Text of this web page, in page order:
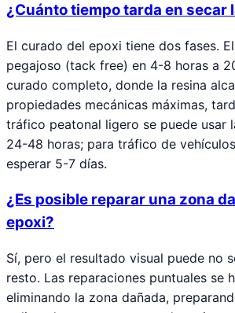
¿Cuánto tiempo tarda en secar
El curado del epoxi tiene dos fases.
pegajoso (tack free) en 4-8 horas a
curado completo, donde la resina
propiedades mecánicas máximas,
tráfico peatonal ligero se puede usar
24-48 horas; para tráfico de
esperar 5-7 días.
¿Es posible reparar una zona
epoxi?
Sí, pero el resultado visual puede no
resto. Las reparaciones puntuales se
eliminando la zona dañada,